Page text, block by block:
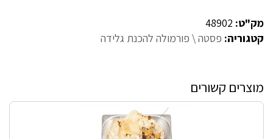
מק"ט: 48902
קטגוריה: פסטה \ פורמולה להכנת גלידה
מוצרים קשורים